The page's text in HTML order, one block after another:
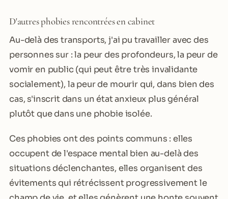
D'autres phobies rencontrées en cabinet
Au-delà des transports, j'ai pu travailler avec des
personnes sur : la peur des profondeurs, la peur de
vomir en public (qui peut être très invalidante
socialement), la peur de mourir qui, dans bien des
cas, s'inscrit dans un état anxieux plus général
plutôt que dans une phobie isolée.
Ces phobies ont des points communs : elles
occupent de l'espace mental bien au-delà des
situations déclenchantes, elles organisent des
évitements qui rétrécissent progressivement le